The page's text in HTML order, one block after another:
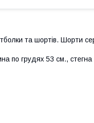
та шортів. Шорти
по грудях 53 см.,